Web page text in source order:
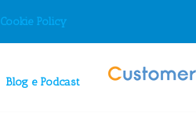
Cookie Policy
Blog e Podcast